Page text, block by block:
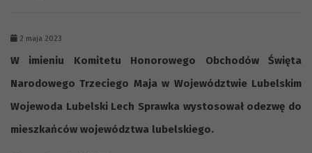
2 maja 2023
W imieniu Komitetu Honorowego Obchodów Święta
Narodowego Trzeciego Maja w Województwie Lubelskim
Wojewoda Lubelski Lech Sprawka wystosował odezwę do
mieszkańców województwa lubelskiego.